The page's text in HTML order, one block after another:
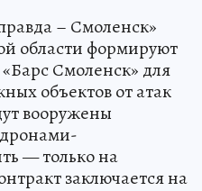
– Смоленск»
области формируют
Смоленск» для
объектов от атак
вооружены
— только на
заключается на